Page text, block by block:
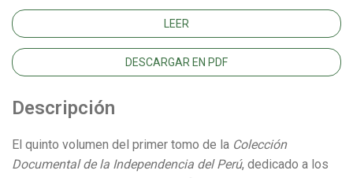
LEER
DESCARGAR EN PDF
Descripción
El quinto volumen del primer tomo de la Colección
Documental de la Independencia del Perú, dedicado a los